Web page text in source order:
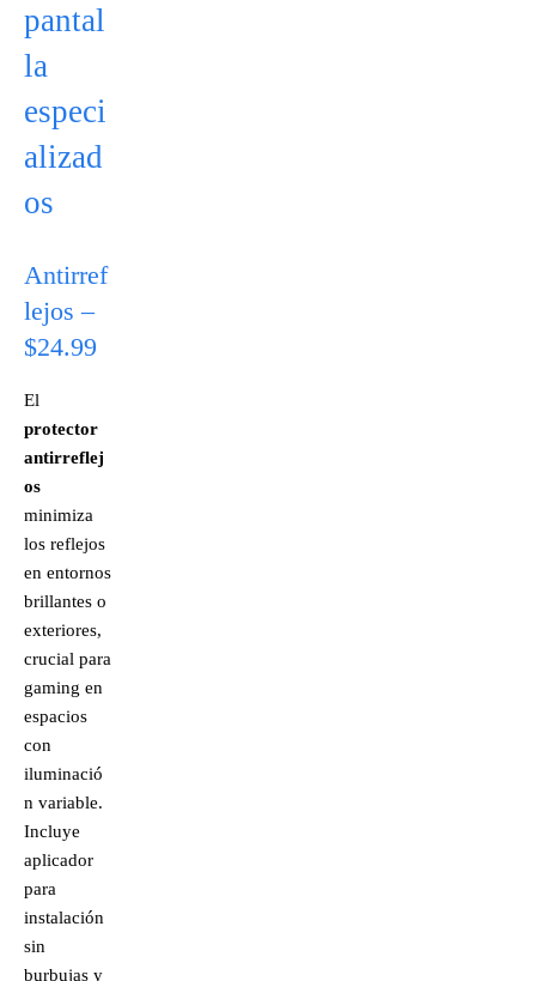
pantal
la
especi
alizad
os
Antirref
lejos –
$24.99
El
protector
antirreflej
os
minimiza
los reflejos
en entornos
brillantes o
exteriores,
crucial para
gaming en
espacios
con
iluminació
n variable.
Incluye
aplicador
para
instalación
sin
burbujas y